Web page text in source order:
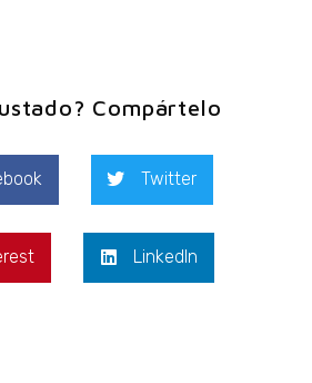
Compártelo
Twitter
LinkedIn